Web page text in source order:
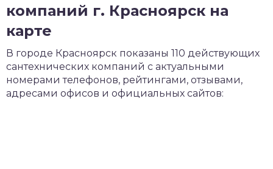
компаний г. Красноярск на
карте
В городе Красноярск показаны 110 действующих
сантехнических компаний с актуальными
номерами телефонов, рейтингами, отзывами,
адресами офисов и официальных сайтов: